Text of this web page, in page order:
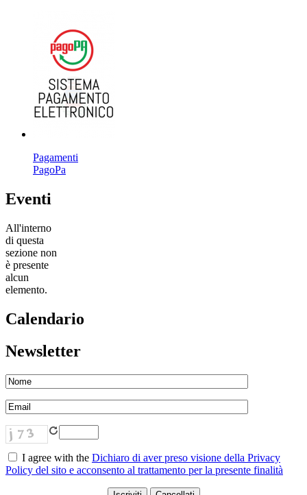
Pagamenti
PagoPa
Eventi
All'interno
di questa
sezione non
è presente
alcun
elemento.
Calendario
Newsletter
I agree with the Dichiaro di aver preso visione della Privacy
Policy del sito e acconsento al trattamento per la presente finalità